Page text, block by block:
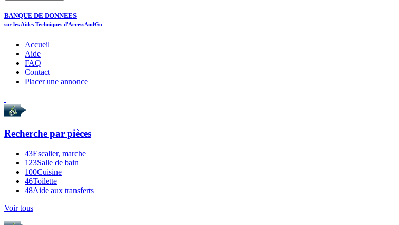
BANQUE DE DONNEES
sur les Aides Techniques d'AccessAndGo
Accueil
Aide
FAQ
Contact
Placer une annonce
Recherche par pièces
43Escalier, marche
123Salle de bain
100Cuisine
46Toilette
48Aide aux transferts
Voir tous